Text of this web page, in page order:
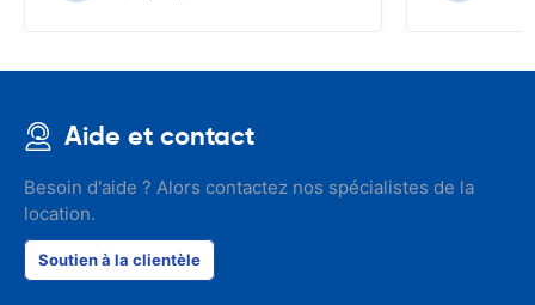
Aide et contact
Besoin d'aide ? Alors contactez nos spécialistes de la
location.
Soutien à la clientèle